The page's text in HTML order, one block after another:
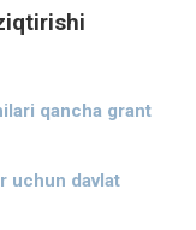
qancha grant
uchun davlat